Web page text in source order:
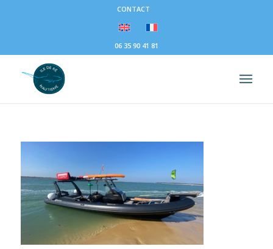
CONTACT
06 35 90 41 81